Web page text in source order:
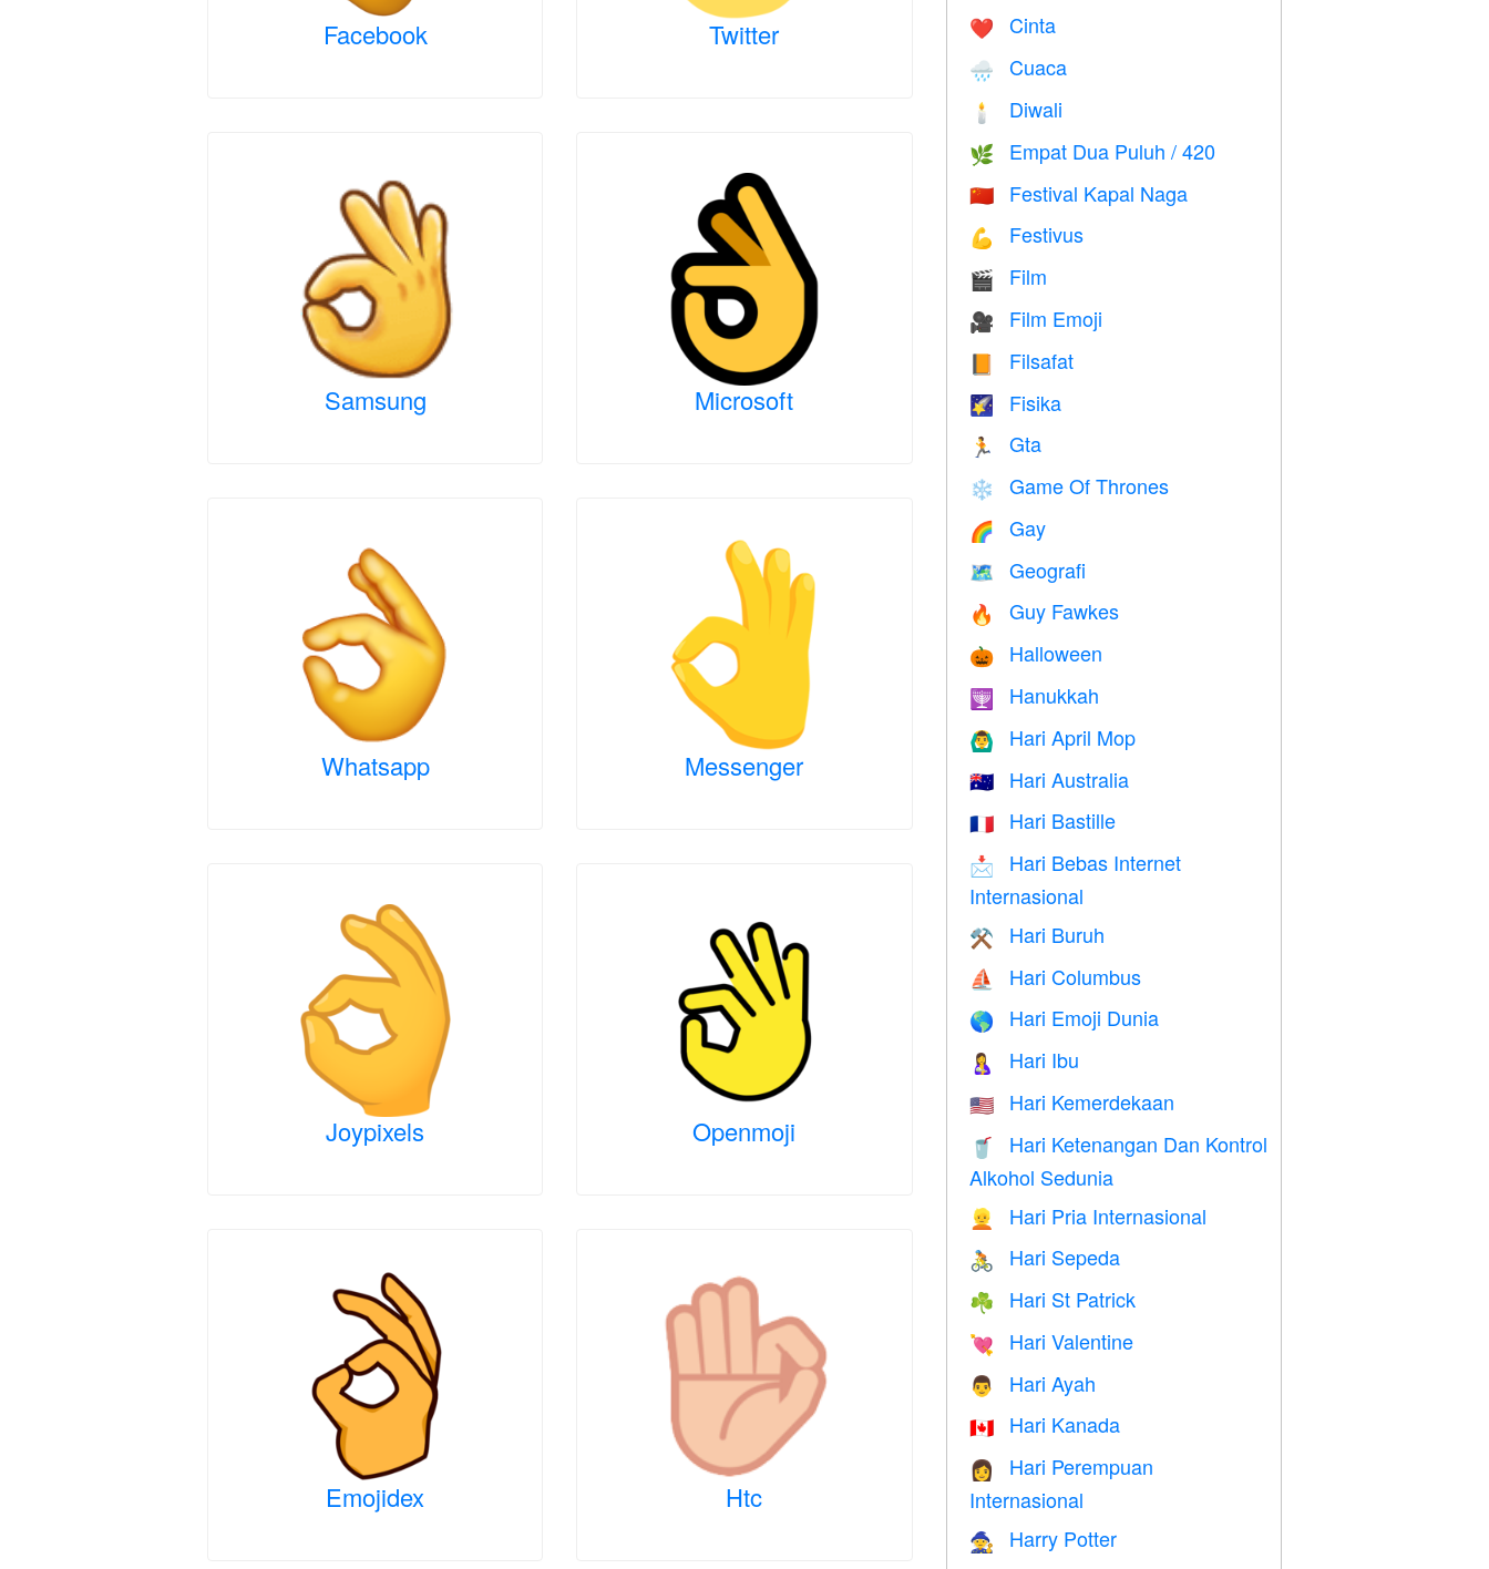
Facebook Twitter
Samsung Microsoft
Whatsapp Messenger
Joypixels Openmoji
Emojidex Htc
❤️️ Cinta
🌧 Cuaca
🕯 Diwali
🌿 Empat Dua Puluh / 420
🇨🇳 Festival Kapal Naga
💪 Festivus
🎬 Film
🎥 Film Emoji
📙 Filsafat
🌠 Fisika
🏃 Gta
❄️ Game Of Thrones
🌈 Gay
🗺 Geografi
🔥 Guy Fawkes
🎃 Halloween
🕎 Hanukkah
🙆‍♂️ Hari April Mop
🇦🇺 Hari Australia
🇫🇷 Hari Bastille
📩
Hari Bebas Internet
Internasional
⚒️ Hari Buruh
⛵️ Hari Columbus
🌎 Hari Emoji Dunia
🤱 Hari Ibu
🇺🇸 Hari Kemerdekaan
🥤
Hari Ketenangan Dan Kontrol
Alkohol Sedunia
👱 Hari Pria Internasional
🚴 Hari Sepeda
☘️ Hari St Patrick
💘 Hari Valentine
👨 Hari Ayah
🇨🇦 Hari Kanada
👩
Hari Perempuan
Internasional
🧙
Harry Potter